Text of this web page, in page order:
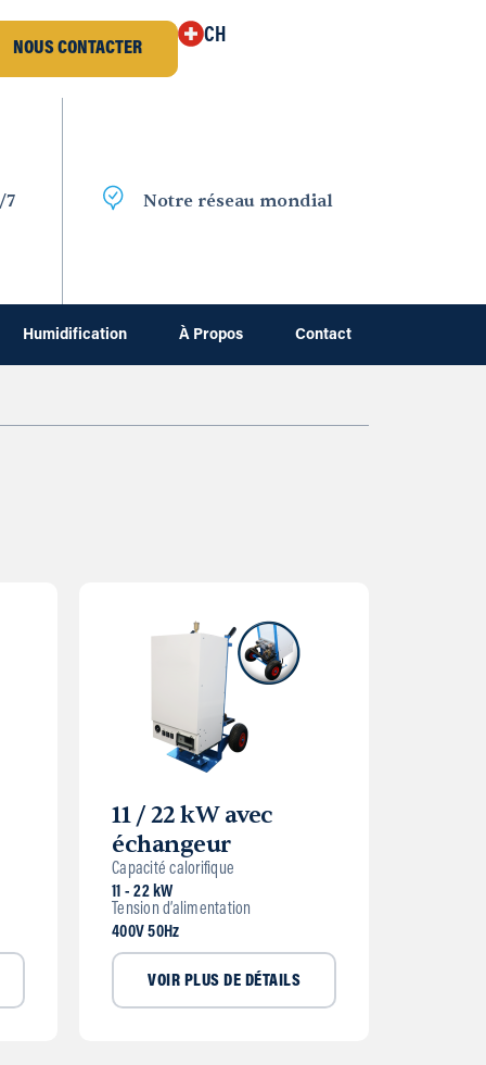
NOUS CONTACTER
CH
7 Notre réseau mondial
Humidification À Propos Contact
11 / 22 kW avec
échangeur
Capacité calorifique
11 - 22 kW
Tension d’alimentation
400V 50Hz
VOIR PLUS DE DÉTAILS